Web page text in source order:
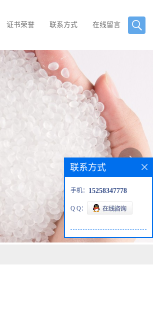
证书荣誉 联系方式 在线留言
联系方式
手机： 15258347778
Q Q：